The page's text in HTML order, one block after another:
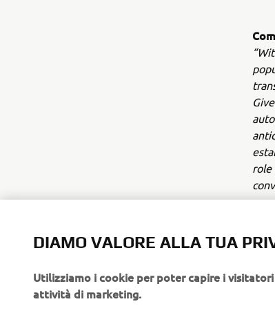
role
“I
who
DIAMO VALORE ALLA TUA
Utilizziamo i cookie per poter capire i
attività di marketing.